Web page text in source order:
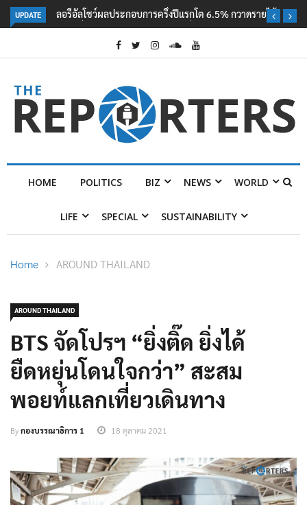
UPDATE
ลอรีอัลโชว์ผลประกอบการครึ่งปีแรกโต 6.5% กวาดรายได้ 2.3 หมื่นล้านยูโร
คว้าไลเซนส์ ‘กุชชี่’ 50 ปี พร้อมส่ง 4 แบรนด์ใหม่บุกตลาดไทย
POLITICS BIZ NEWS WORLD
AROUND THAILAND
BTS จัดโปรฯ “ยิ่งติ๊ด ยิ่งได้
ยืดหยุ่นโดนใจกว่า” สะสม
พอยท์แลกเที่ยวเดินทาง
กองบรรณาธิการ 1 18 ตุลาคม 2021